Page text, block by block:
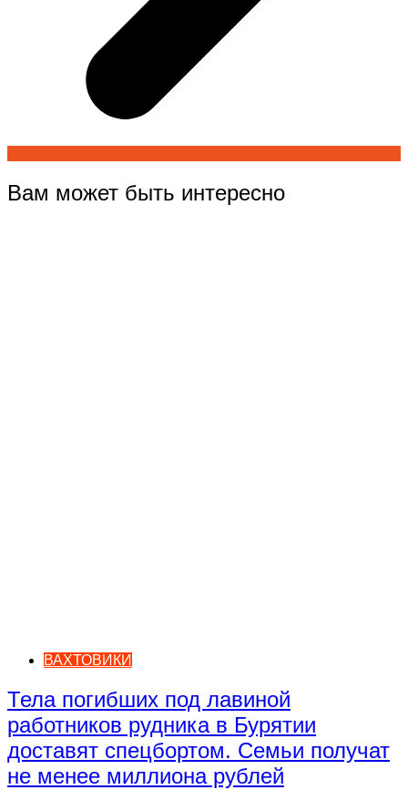
Вам может быть интересно
ВАХТОВИКИ
Тела погибших под лавиной
работников рудника в Бурятии
доставят спецбортом. Семьи получат
не менее миллиона рублей